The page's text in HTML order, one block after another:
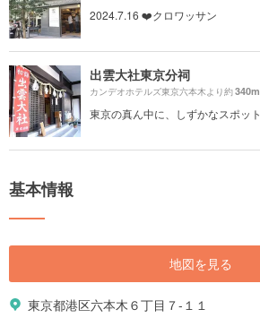
2024.7.16 ❤️クロワッサン
出雲大社東京分祠
カンデオホテルズ東京六本木より約340m
東京の真ん中に、しずかなスポット
基本情報
地図を見る
東京都港区六本木６丁目７-１１